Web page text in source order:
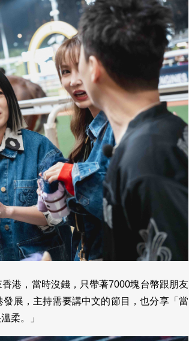
港，當時沒錢，只帶著7000塊台幣跟朋友
展，主持需要講中文的節目，也分享「當
柔。」